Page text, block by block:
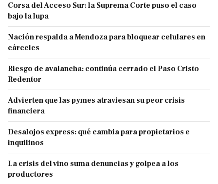
Corsa del Acceso Sur: la Suprema Corte puso el caso
bajo la lupa
Nación respalda a Mendoza para bloquear celulares en
cárceles
Riesgo de avalancha: continúa cerrado el Paso Cristo
Redentor
Advierten que las pymes atraviesan su peor crisis
financiera
Desalojos express: qué cambia para propietarios e
inquilinos
La crisis del vino suma denuncias y golpea a los
productores